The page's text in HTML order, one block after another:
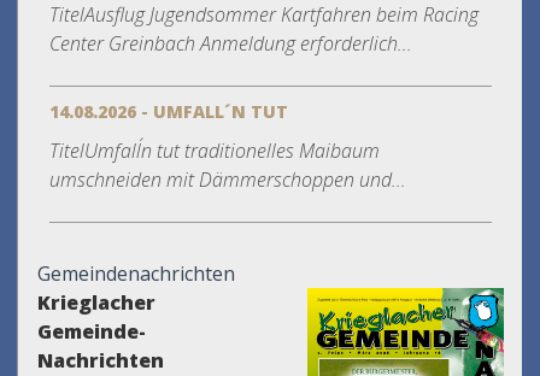
TitelAusflug Jugendsommer Kartfahren beim Racing
Center Greinbach Anmeldung erforderlich...
14.08.2026 - UMFALL´N TUT
TitelUmfall´n tut traditionelles Maibaum
umschneiden mit Dämmerschoppen und...
Gemeindenachrichten
Krieglacher
Gemeinde-
Nachrichten